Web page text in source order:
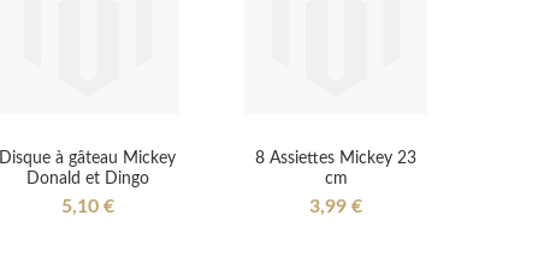
Disque à gâteau Mickey
Donald et Dingo
5,10 €
8 Assiettes Mickey 23
cm
3,99 €